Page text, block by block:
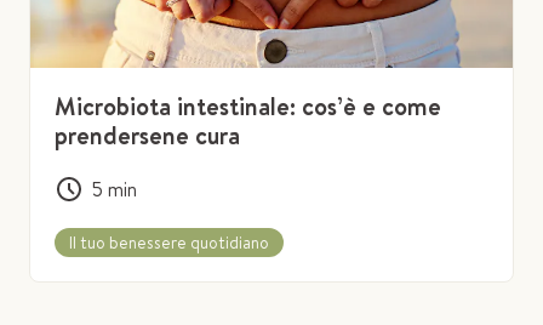
Microbiota intestinale: cos’è e come
prendersene cura
5 min
Il tuo benessere quotidiano